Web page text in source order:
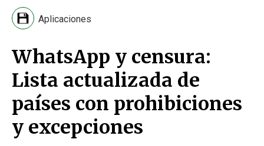
Aplicaciones
WhatsApp y censura:
Lista actualizada de
países con prohibiciones
y excepciones